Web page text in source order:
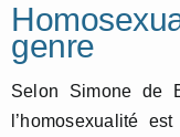
genre
Selon Simone de
l’homosexualité